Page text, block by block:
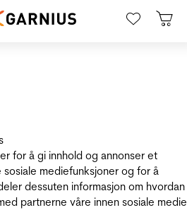
for å gi innhold og annonser et
mediefunksjoner og for å
dessuten informasjon om hvordan
partnerne våre innen sosiale